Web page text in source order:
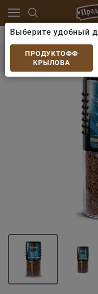
Кофе
Кофе
Кофе
Выберите удобный
ПРОДУКТОФФ
КРЫЛОВА